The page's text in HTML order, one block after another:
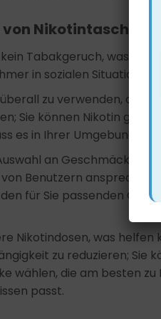
Nikotintaschen
Tabakgeruch, was sie
in sozialen Situationen
zu verwenden, ohne
Sie können Nikotin
es in Ihrer Umgebung
an Geschmäckern,
Benutzern ansprechen,
für Sie passenden
Nikotindosen, was helfen
zu reduzieren; Sie
wählen, die am besten zu
passt.